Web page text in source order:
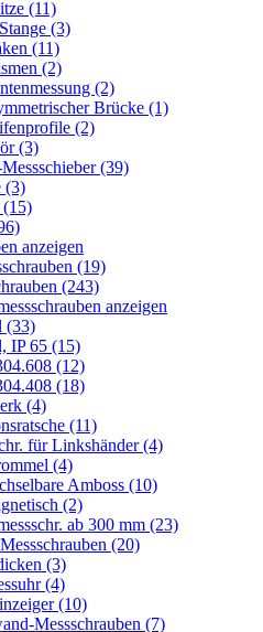
(11)
(3)
(11)
(2)
(2)
Brücke (1)
(2)
(3)
(39)
(3)
(15)
anzeigen
(19)
(243)
anzeigen
(33)
IP 65 (15)
(12)
(18)
(4)
(11)
für Linkshänder (4)
(4)
Amboss (10)
(2)
ab 300 mm (23)
(20)
(3)
(4)
(10)
Messschrauben (7)